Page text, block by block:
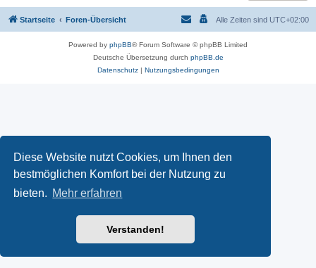
Diese Website nutzt Cookies, um Ihnen den
bestmöglichen Komfort bei der Nutzung zu
bieten. Mehr erfahren
Verstanden!
Startseite Foren-Übersicht Alle Zeiten sind UTC+02:00
Powered by phpBB® Forum Software © phpBB Limited
Deutsche Übersetzung durch phpBB.de
Datenschutz| Nutzungsbedingungen